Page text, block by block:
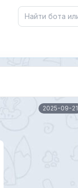
2025-09-21